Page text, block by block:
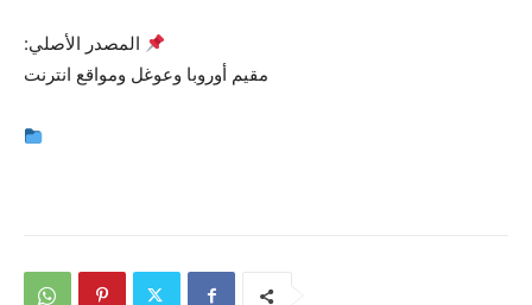
المصدر الأصلي:
مقيم أوروبا وعوغل ومواقع انترنت